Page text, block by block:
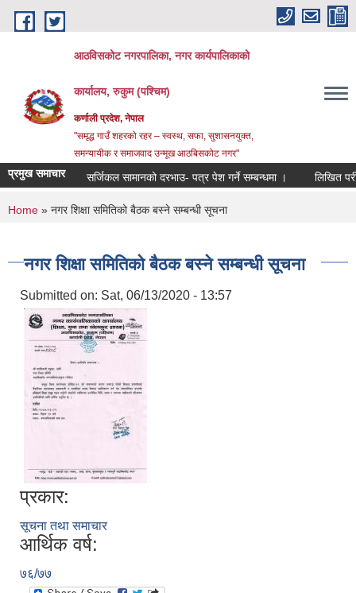
Skip to main content
आठविसकोट नगरपालिका, नगर कार्यपालिकाको
कार्यालय, रुकुम (पश्चिम)
कर्णाली प्रदेश, नेपाल
"समृद्ध गाउँ शहरको रहर – स्वस्थ, सफा, सुशासनयुक्त,
समन्यायीक र समाजवाद उन्मूख आठबिसकोट नगर"
प्रमुख समाचारसर्जिकल सामानको दरभाउ- पत्र पेश गर्ने सम्बन्धमा । लिखित परीक्षाको
You are here
Home » नगर शिक्षा समितिको बैठक बस्ने सम्बन्धी सूचना
नगर शिक्षा समितिको बैठक बस्ने सम्बन्धी सूचना
Submitted on: Sat, 06/13/2020 - 13:57
प्रकार:
सूचना तथा समाचार
आर्थिक वर्ष:
७६/७७